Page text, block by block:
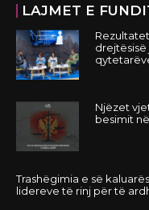
LAJMET E
Njëzet
besimit
Trashëgimia e së
lidereve të rinj për të